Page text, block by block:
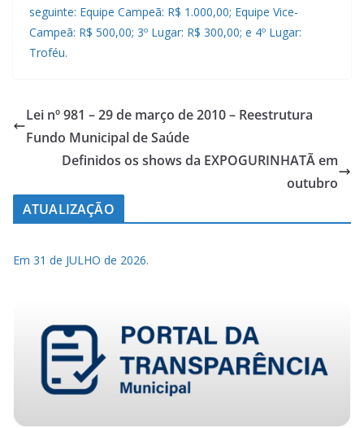
seguinte: Equipe Campeã: R$ 1.000,00; Equipe Vice-
Campeã: R$ 500,00; 3º Lugar: R$ 300,00; e 4º Lugar:
Troféu.
Lei nº 981 – 29 de março de 2010 – Reestrutura
Fundo Municipal de Saúde
Definidos os shows da EXPOGURINHATÃ em
outubro
ATUALIZAÇÃO
Em 31 de JULHO de 2026.